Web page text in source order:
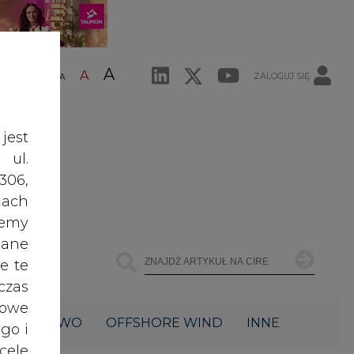
A A
OFFSHORE WIND INNE
ul.
te
i